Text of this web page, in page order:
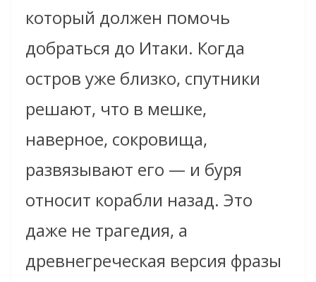
который должен помочь
добраться до Итаки. Когда
остров уже близко, спутники
решают, что в мешке,
наверное, сокровища,
развязывают его — и буря
относит корабли назад. Это
даже не трагедия, а
древнегреческая версия фразы